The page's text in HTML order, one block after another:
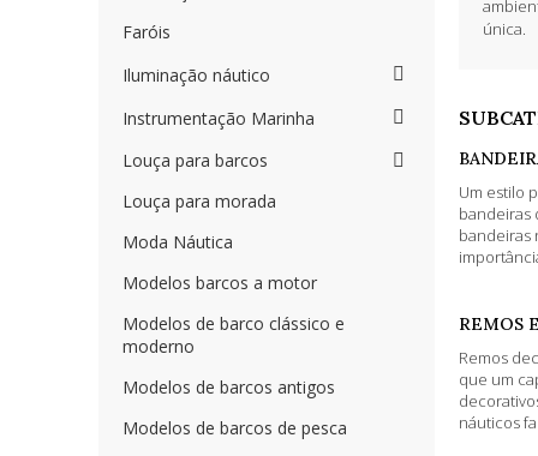
Faróis
Iluminação náutico
Instrumentação Marinha
Louça para barcos
Louça para morada
Moda Náutica
Modelos barcos a motor
Modelos de barco clássico e
moderno
Modelos de barcos antigos
Modelos de barcos de pesca
única.
Um estilo
bandeiras
bandeiras
REMOS
Remos
que um
náuticos